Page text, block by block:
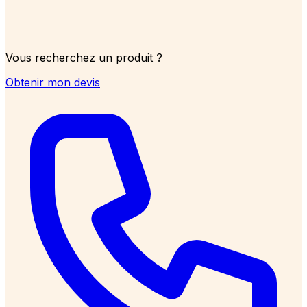
Vous recherchez un produit ?
Obtenir mon devis